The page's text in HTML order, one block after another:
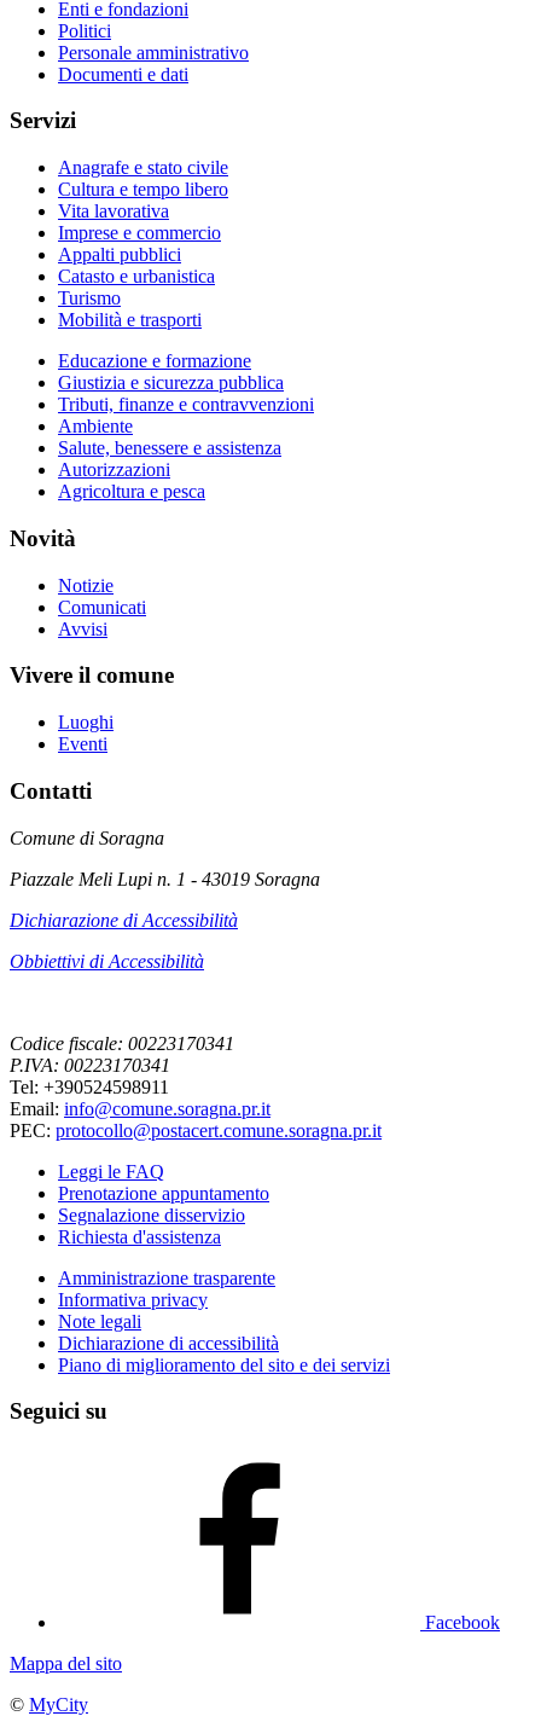
Enti e fondazioni
Politici
Personale amministrativo
Documenti e dati
Servizi
Anagrafe e stato civile
Cultura e tempo libero
Vita lavorativa
Imprese e commercio
Appalti pubblici
Catasto e urbanistica
Turismo
Mobilità e trasporti
Educazione e formazione
Giustizia e sicurezza pubblica
Tributi, finanze e contravvenzioni
Ambiente
Salute, benessere e assistenza
Autorizzazioni
Agricoltura e pesca
Novità
Notizie
Comunicati
Avvisi
Vivere il comune
Luoghi
Eventi
Contatti
Comune di Soragna
Piazzale Meli Lupi n. 1 - 43019 Soragna
Dichiarazione di Accessibilità
Obbiettivi di Accessibilità
Codice fiscale: 00223170341
P.IVA: 00223170341
Tel: +390524598911
Email: info@comune.soragna.pr.it
PEC: protocollo@postacert.comune.soragna.pr.it
Leggi le FAQ
Prenotazione appuntamento
Segnalazione disservizio
Richiesta d'assistenza
Amministrazione trasparente
Informativa privacy
Note legali
Dichiarazione di accessibilità
Piano di miglioramento del sito e dei servizi
Seguici su
Facebook
Mappa del sito
© MyCity